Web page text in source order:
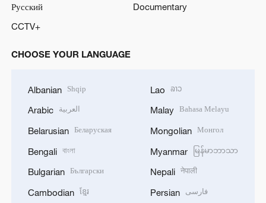
Русский
Documentary
CCTV+
CHOOSE YOUR LANGUAGE
Albanian Shqip
Arabic العربية
Belarusian Беларуская
Bengali বাংলা
Bulgarian Български
Cambodian ខ្មែរ
Lao ລາວ
Malay Bahasa Melayu
Mongolian Монгол
Myanmar မြန်မာဘာသာ
Nepali नेपाली
Persian فارسی